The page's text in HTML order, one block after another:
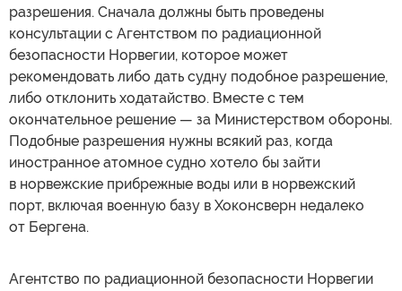
разрешения. Сначала должны быть проведены
консультации с Агентством по радиационной
безопасности Норвегии, которое может
рекомендовать либо дать судну подобное разрешение,
либо отклонить ходатайство. Вместе с тем
окончательное решение — за Министерством обороны.
Подобные разрешения нужны всякий раз, когда
иностранное атомное судно хотело бы зайти
в норвежские прибрежные воды или в норвежский
порт, включая военную базу в Хоконсверн недалеко
от Бергена.
Агентство по радиационной безопасности Норвегии